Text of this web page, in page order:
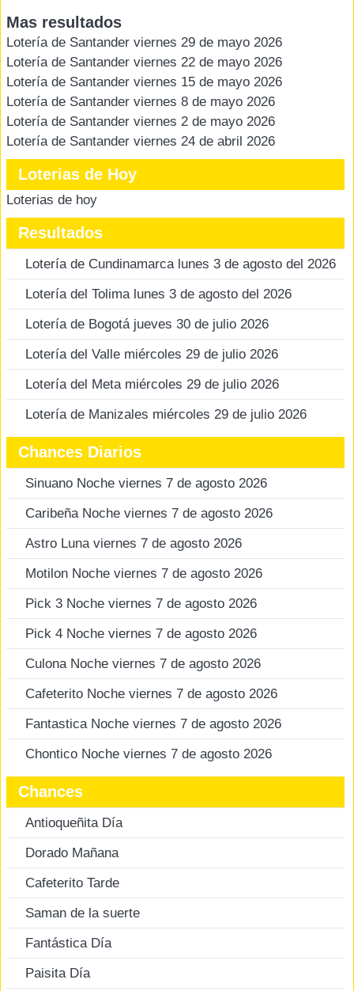
Mas resultados
Lotería de Santander viernes 29 de mayo 2026
Lotería de Santander viernes 22 de mayo 2026
Lotería de Santander viernes 15 de mayo 2026
Lotería de Santander viernes 8 de mayo 2026
Lotería de Santander viernes 2 de mayo 2026
Lotería de Santander viernes 24 de abril 2026
Loterias de Hoy
Loterias de hoy
Resultados
Lotería de Cundinamarca lunes 3 de agosto del 2026
Lotería del Tolima lunes 3 de agosto del 2026
Lotería de Bogotá jueves 30 de julio 2026
Lotería del Valle miércoles 29 de julio 2026
Lotería del Meta miércoles 29 de julio 2026
Lotería de Manizales miércoles 29 de julio 2026
Chances Diarios
Sinuano Noche viernes 7 de agosto 2026
Caribeña Noche viernes 7 de agosto 2026
Astro Luna viernes 7 de agosto 2026
Motilon Noche viernes 7 de agosto 2026
Pick 3 Noche viernes 7 de agosto 2026
Pick 4 Noche viernes 7 de agosto 2026
Culona Noche viernes 7 de agosto 2026
Cafeterito Noche viernes 7 de agosto 2026
Fantastica Noche viernes 7 de agosto 2026
Chontico Noche viernes 7 de agosto 2026
Chances
Antioqueñita Día
Dorado Mañana
Cafeterito Tarde
Saman de la suerte
Fantástica Día
Paisita Día